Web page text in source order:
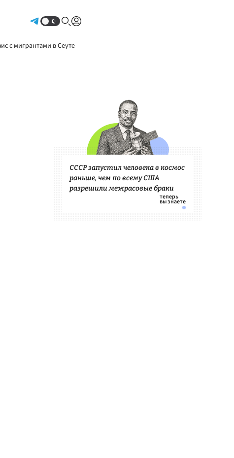
с мигрантами в Сеуте
СССР запустил человека в космос
раньше, чем по всему США
разрешили межрасовые браки